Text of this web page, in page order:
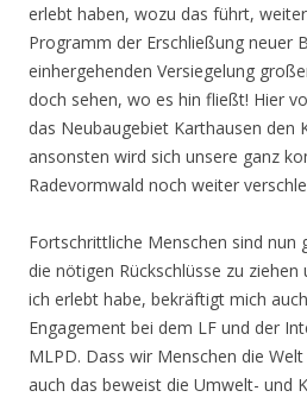
erlebt haben, wozu das führt,
Programm der Erschließung neuer
einhergehenden Versiegelung
doch sehen, wo es hin fließt! Hier
das Neubaugebiet Karthausen den
ansonsten wird sich unsere ganz
Radevormwald noch weiter
Fortschrittliche Menschen sind nun
die nötigen Rückschlüsse zu ziehen
ich erlebt habe, bekräftigt mich
Engagement bei dem LF und der
MLPD. Dass wir Menschen die
auch das beweist die Umwelt- und